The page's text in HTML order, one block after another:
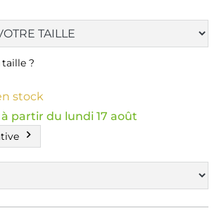
?
stock
partir du lundi 17 août
chevron_right